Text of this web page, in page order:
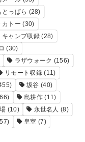
とっぱら (28)
カトー (30)
キャンプ収録(28)
(30)
ラザウォーク (156)
リモート収録(11)
坂谷 (40)
島耕作(11)
(10) 永世名人 (8)
皇室 (7)